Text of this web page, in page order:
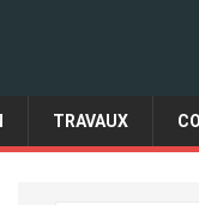
TRAVAUX